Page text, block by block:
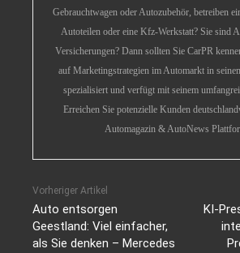
Gebrauchtwagen oder Autozubehör, betreiben
Autoteilen oder eine Kfz-Werkstatt? Sie sind
Versicherungen? Dann sollten Sie CarPR
auf Marketingstrategien im Automarkt in
spezialisiert und verfügt mit seinem
Erreichen Sie potenzielle Kunden
Automagazin & AutoNews
Vorheriger Artikel
Auto entsorgen
Geestland: Viel einfacher,
als Sie denken – Mercedes
KI-